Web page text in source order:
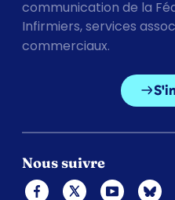
communication de la
Infirmiers, services
commerciaux.
Nous suivre